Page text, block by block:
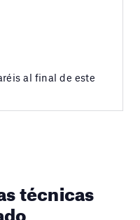
al final de este
técnicas